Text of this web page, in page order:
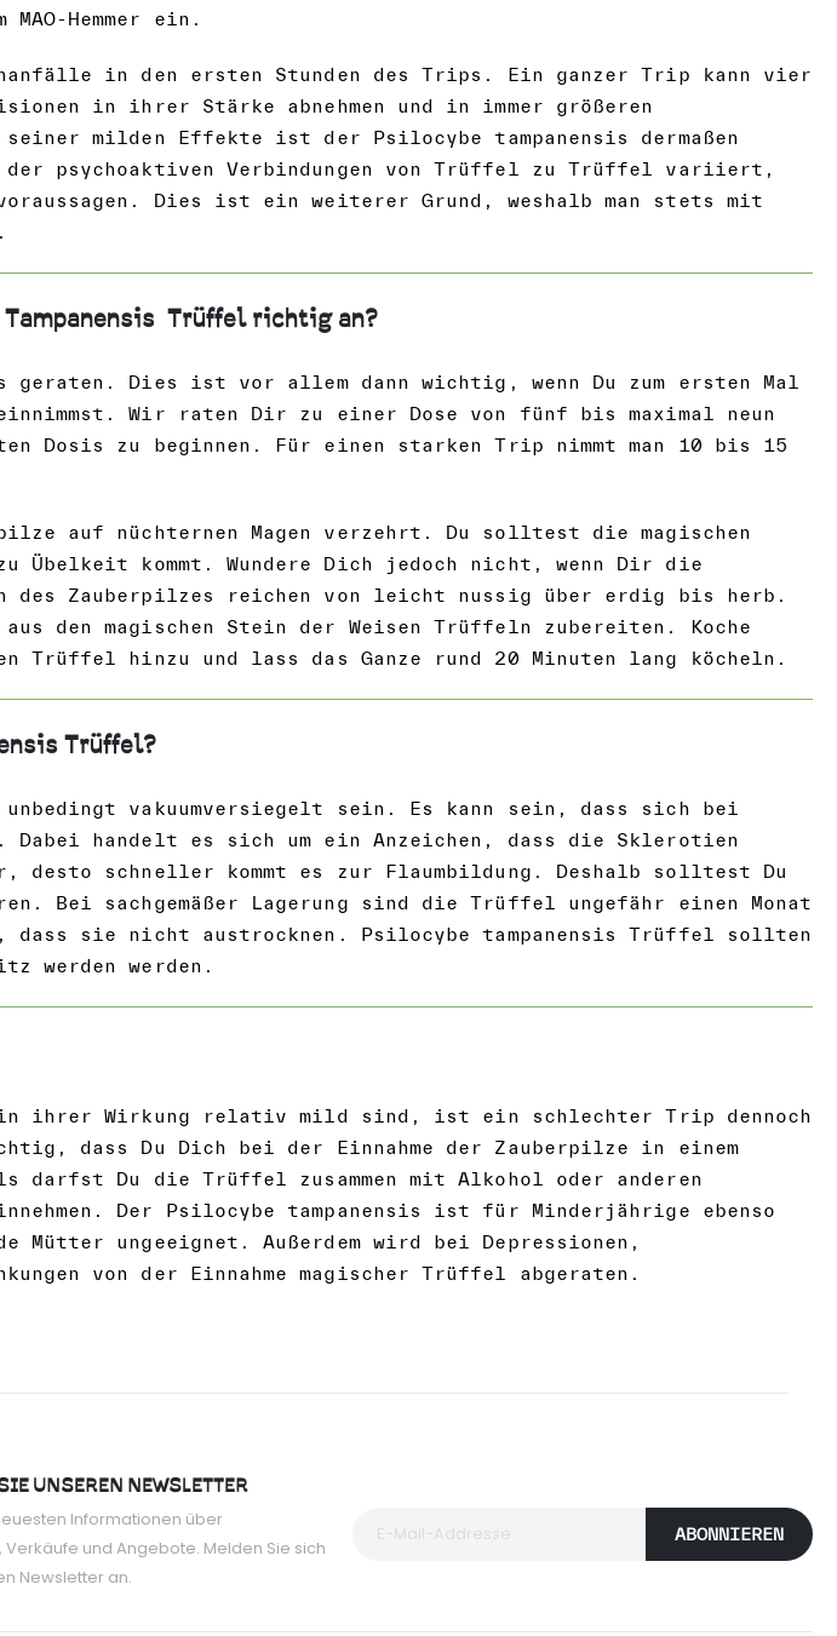
Hemmer ein.
in den ersten Stunden des Trips. Ein ganzer Trip kann vier
in ihrer Stärke abnehmen und in immer größeren
milden Effekte ist der Psilocybe tampanensis dermaßen
psychoaktiven Verbindungen von Trüffel zu Trüffel variiert,
Dies ist ein weiterer Grund, weshalb man stets mit
Tampanensis Trüffel richtig an?
geraten. Dies ist vor allem dann wichtig, wenn Du zum ersten Mal
Wir raten Dir zu einer Dose von fünf bis maximal neun
Dosis zu beginnen. Für einen starken Trip nimmt man 10 bis 15
auf nüchternen Magen verzehrt. Du solltest die magischen
Übelkeit kommt. Wundere Dich jedoch nicht, wenn Dir die
des Zauberpilzes reichen von leicht nussig über erdig bis herb.
aus den magischen Stein der Weisen Trüffeln zubereiten. Koche
Trüffel hinzu und lass das Ganze rund 20 Minuten lang köcheln.
Trüffel?
vakuumversiegelt sein. Es kann sein, dass sich bei
handelt es sich um ein Anzeichen, dass die Sklerotien
desto schneller kommt es zur Flaumbildung. Deshalb solltest Du
Bei sachgemäßer Lagerung sind die Trüffel ungefähr einen Monat
sie nicht austrocknen. Psilocybe tampanensis Trüffel sollten
werden werden.
in ihrer Wirkung relativ mild sind, ist ein schlechter Trip dennoch
dass Du Dich bei der Einnahme der Zauberpilze in einem
darfst Du die Trüffel zusammen mit Alkohol oder anderen
Der Psilocybe tampanensis ist für Minderjährige ebenso
Mütter ungeeignet. Außerdem wird bei Depressionen,
von der Einnahme magischer Trüffel abgeraten.
UNSEREN NEWSLETTER
Informationen über
und Angebote. Melden Sie sich
Newsletter an.
ABONNIEREN